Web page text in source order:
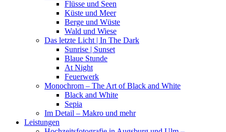
Flüsse und Seen
Küste und Meer
Berge und Wüste
Wald und Wiese
Das letzte Licht | In The Dark
Sunrise | Sunset
Blaue Stunde
At Night
Feuerwerk
Monochrom – The Art of Black and White
Black and White
Sepia
Im Detail – Makro und mehr
Leistungen